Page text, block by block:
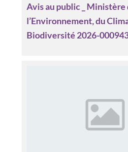
Avis au public _ Ministère
l’Environnement, du
Biodiversité 2026-